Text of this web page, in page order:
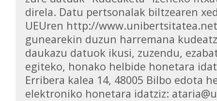
direla. Datu pertsonalak biltzearen
UEUren http://
gunearekin duzun harremana
daukazu datuok ikusi, zuzendu,
egiteko, honako helbide honetara
Erribera kalea 14, 48005 Bilbo edota
elektroniko honetara idatziz: